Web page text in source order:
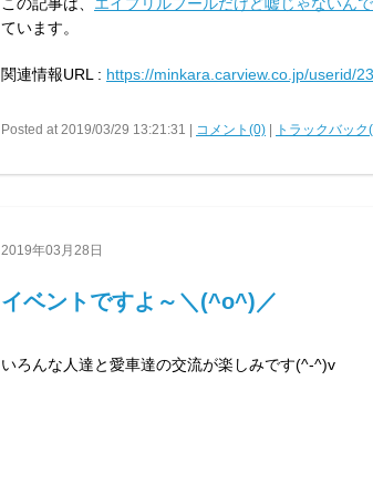
ています。
関連情報URL : https://minkara.carview.co.jp/userid/
Posted at 2019/03/29 13:21:31 | コメント(0) トラックバック
2019年03月28日
イベントですよ～＼(^o^)／
いろんな人達と愛車達の交流が楽しみです(^-^)v